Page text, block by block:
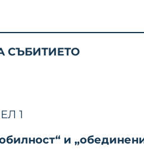
СЪБИТИЕТО
1
и